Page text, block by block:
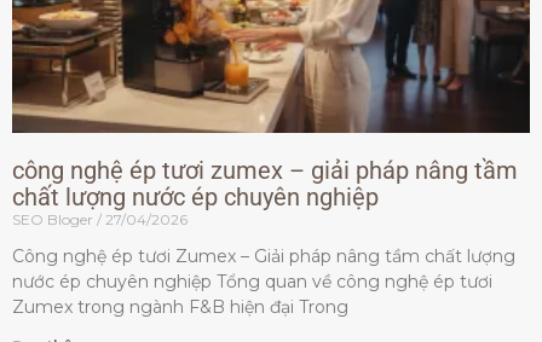
công nghệ ép tươi zumex – giải pháp nâng tầm
chất lượng nước ép chuyên nghiệp
SEO Bloger 27/04/2026
Công nghệ ép tươi Zumex – Giải pháp nâng tầm chất lượng
nước ép chuyên nghiệp Tổng quan về công nghệ ép tươi
Zumex trong ngành F&B hiện đại Trong